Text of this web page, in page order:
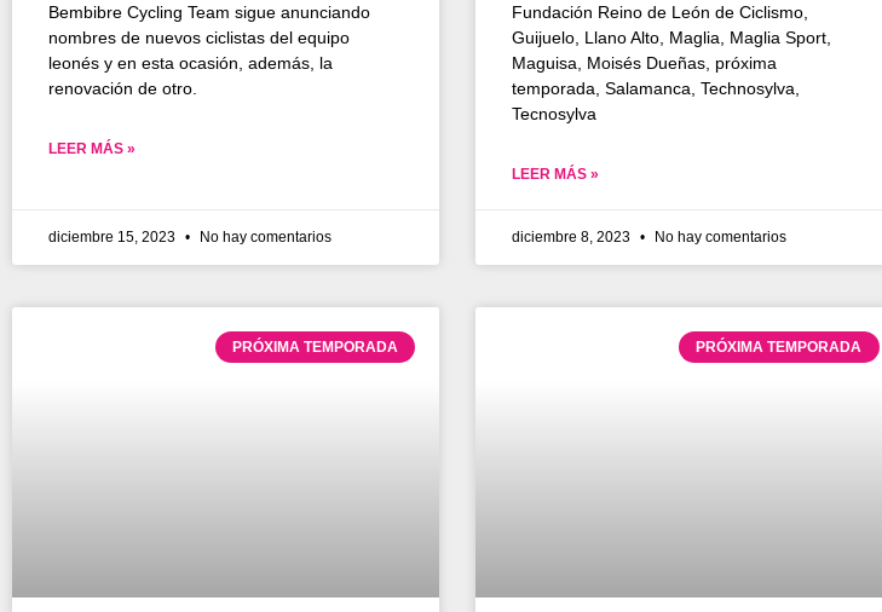
Bembibre Cycling Team sigue anunciando
nombres de nuevos ciclistas del equipo
leonés y en esta ocasión, además, la
renovación de otro.
LEER MÁS »
diciembre 15, 2023 No hay comentarios
Fundación Reino de León de Ciclismo,
Guijuelo, Llano Alto, Maglia, Maglia Sport,
Maguisa, Moisés Dueñas, próxima
temporada, Salamanca, Technosylva,
Tecnosylva
LEER MÁS »
diciembre 8, 2023 No hay comentarios
PRÓXIMA TEMPORADA PRÓXIMA TEMPORADA